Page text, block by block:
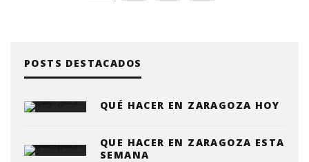
POSTS DESTACADOS
QUÉ HACER EN ZARAGOZA HOY
QUE HACER EN ZARAGOZA ESTA
SEMANA